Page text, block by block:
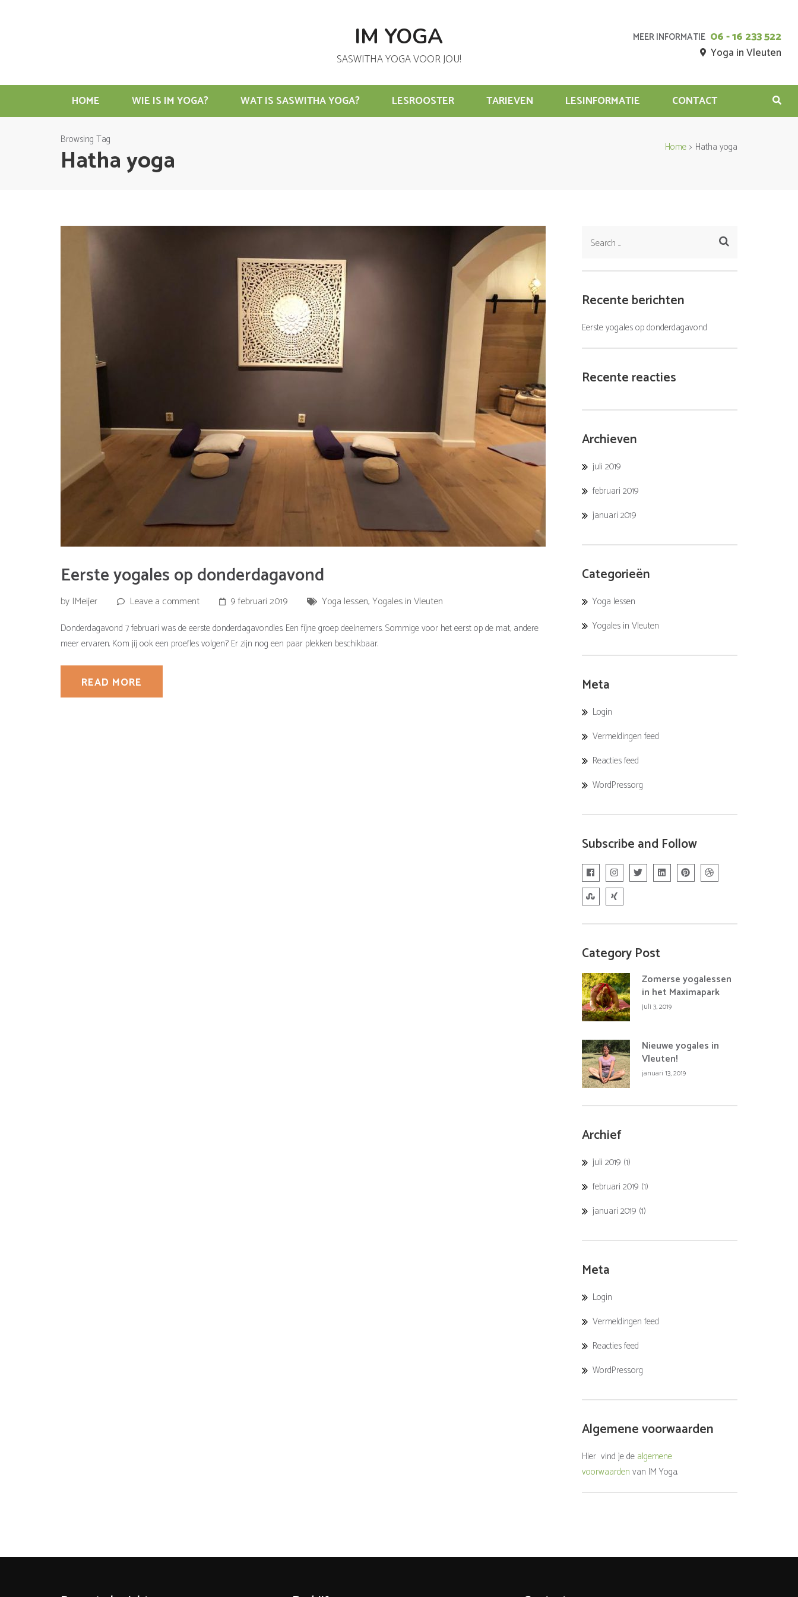
IM YOGA
SASWITHA YOGA VOOR JOU!
MEER INFORMATIE 06 - 16 233 522
Yoga in Vleuten
HOME WIE IS IM YOGA? WAT IS SASWITHA YOGA? LESROOSTER TARIEVEN LESINFORMATIE CONTACT
Browsing Tag
Hatha yoga Home > Hatha yoga
Eerste yogales op donderdagavond
by IMeijer Leave a comment 9 februari 2019 Yoga lessen,Yogales in Vleuten
Donderdagavond 7 februari was de eerste donderdagavondles. Een fijne groep deelnemers. Sommige voor het eerst op de mat, andere
meer ervaren. Kom jij ook een proefles volgen? Er zijn nog een paar plekken beschikbaar.
READ MORE
Search
Recente berichten
Eerste yogales op donderdagavond
Recente reacties
Archieven
juli 2019
februari 2019
januari 2019
Categorieën
Yoga lessen
Yogales in Vleuten
Meta
Login
Vermeldingen feed
Reacties feed
WordPress.org
Subscribe and Follow
Category Post
Zomerse yogalessen
in het Maximapark
juli 3, 2019
Nieuwe yogales in
Vleuten!
januari 13, 2019
Archief
juli 2019 (1)
februari 2019 (1)
januari 2019 (1)
Meta
Login
Vermeldingen feed
Reacties feed
WordPress.org
Algemene voorwaarden
Hier vind je de algemene
voorwaarden van IM Yoga.